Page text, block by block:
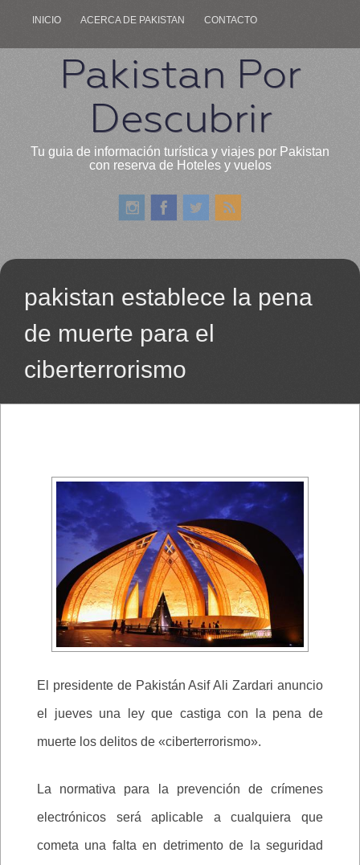
INICIO ACERCA DE PAKISTAN CONTACTO
Pakistan Por
Descubrir
Tu guia de información turística y viajes por Pakistan
con reserva de Hoteles y vuelos
pakistan establece la pena
de muerte para el
ciberterrorismo
El presidente de Pakistán Asif Ali Zardari anuncio
el jueves una ley que castiga con la pena de
muerte los delitos de «ciberterrorismo».
La normativa para la prevención de crímenes
electrónicos será aplicable a cualquiera que
cometa una falta en detrimento de la seguridad